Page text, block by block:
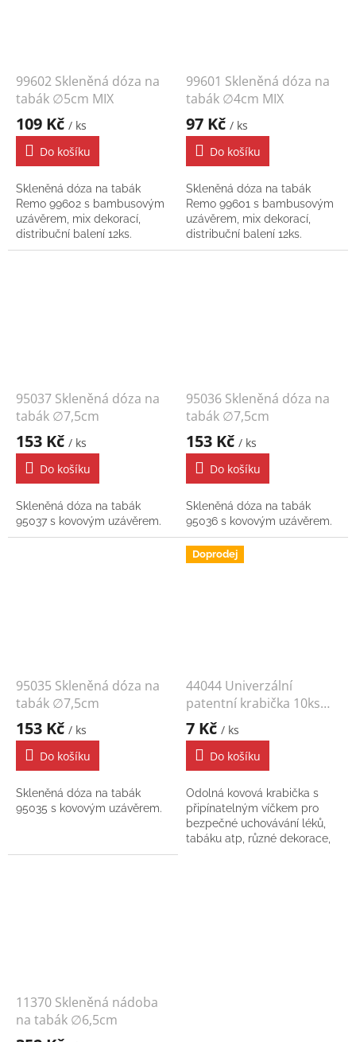
99602 Skleněná dóza na
tabák ∅5cm MIX
109 Kč / ks
Do košíku
Skleněná dóza na tabák
Remo 99602 s bambusovým
uzávěrem, mix dekorací,
distribuční balení 12ks.
99601 Skleněná dóza na
tabák ∅4cm MIX
97 Kč / ks
Do košíku
Skleněná dóza na tabák
Remo 99601 s bambusovým
uzávěrem, mix dekorací,
distribuční balení 12ks.
95037 Skleněná dóza na
tabák ∅7,5cm
153 Kč / ks
Do košíku
Skleněná dóza na tabák
95037 s kovovým uzávěrem.
95036 Skleněná dóza na
tabák ∅7,5cm
153 Kč / ks
Do košíku
Skleněná dóza na tabák
95036 s kovovým uzávěrem.
95035 Skleněná dóza na
tabák ∅7,5cm
153 Kč / ks
Do košíku
Skleněná dóza na tabák
95035 s kovovým uzávěrem.
Doprodej
44044 Univerzální
patentní krabička 10ks
MIX
7 Kč / ks
Do košíku
Odolná kovová krabička s
připínatelným víčkem pro
bezpečné uchovávání léků,
tabáku atp, různé dekorace,
11370 Skleněná nádoba
na tabák ∅6,5cm